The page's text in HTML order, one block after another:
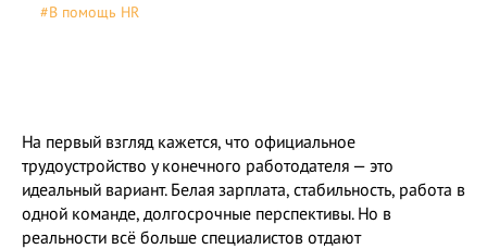
#В помощь HR
На первый взгляд кажется, что официальное
трудоустройство у конечного работодателя — это
идеальный вариант. Белая зарплата, стабильность, работа в
одной команде, долгосрочные перспективы. Но в
реальности всё больше специалистов отдают